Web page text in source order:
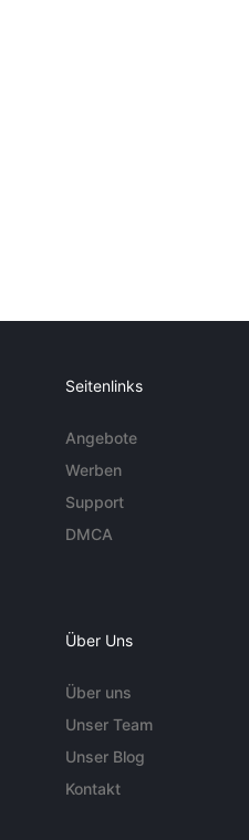
Seitenlinks
Angebote
Werben
Support
DMCA
Über Uns
Über uns
Unser Team
Unser Blog
Kontakt